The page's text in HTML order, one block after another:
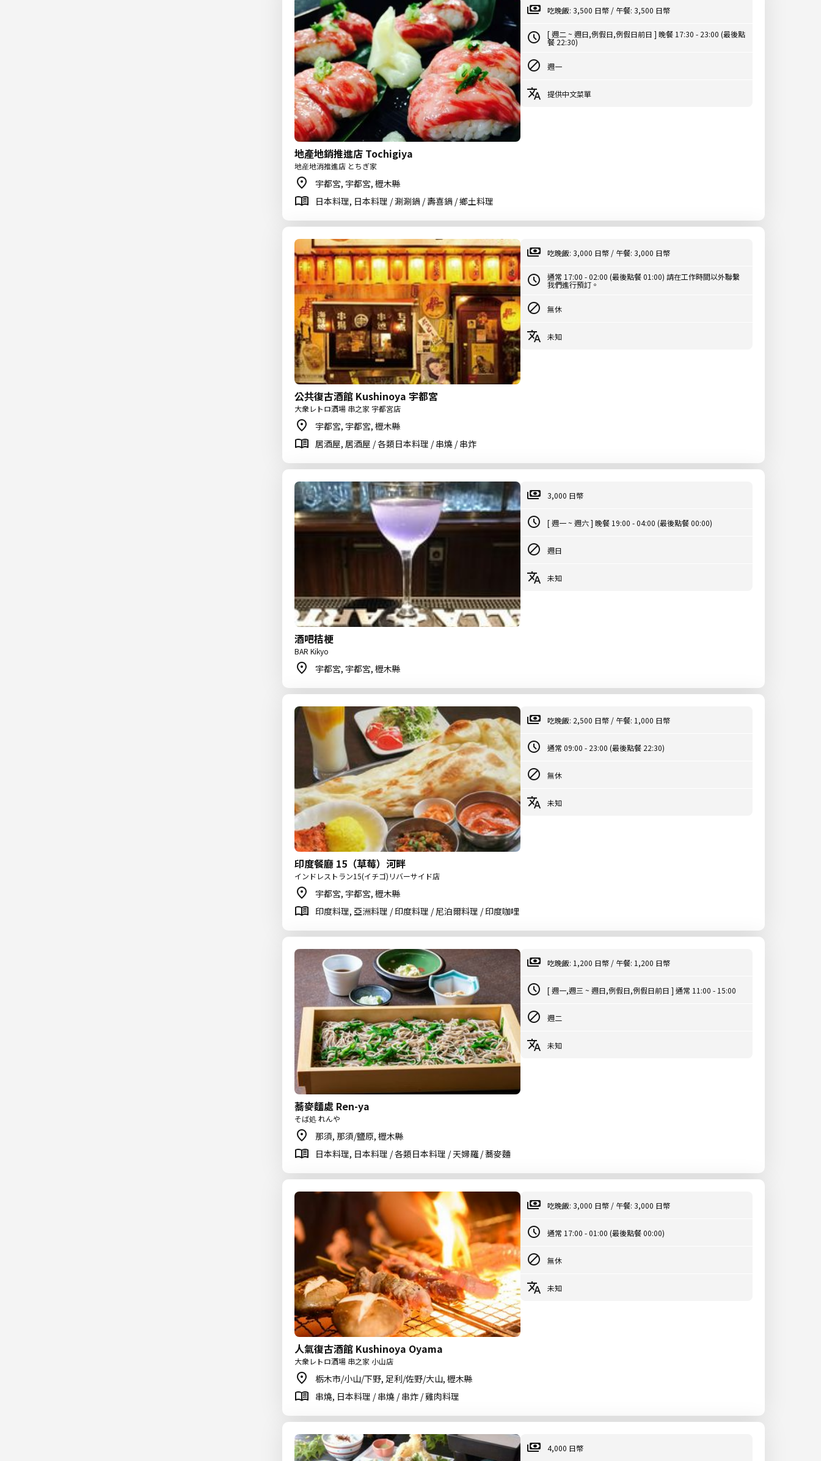
地產地銷推進店 Tochigiya
地産地消推進店 とちぎ家
宇都宮, 宇都宮, 櫪木縣
日本料理, 日本料理 / 涮涮鍋 / 壽喜鍋 / 鄉土料理
吃晚飯: 3,500 日幣 / 午餐: 3,500 日幣
[ 週二 ~ 週日,例假日,例假日前日 ] 晚餐 17:30 - 23:00 (最後點
餐 22:30)
週一
提供中文菜單
公共復古酒館 Kushinoya 宇都宮
大衆レトロ酒場 串之家 宇都宮店
宇都宮, 宇都宮, 櫪木縣
居酒屋, 居酒屋 / 各類日本料理 / 串燒 / 串炸
吃晚飯: 3,000 日幣 / 午餐: 3,000 日幣
通常 17:00 - 02:00 (最後點餐 01:00) 請在工作時間以外聯繫
我們進行預訂。
無休
未知
酒吧桔梗
BAR Kikyo
宇都宮, 宇都宮, 櫪木縣
3,000 日幣
[ 週一 ~ 週六 ] 晚餐 19:00 - 04:00 (最後點餐 00:00)
週日
未知
印度餐廳 15（草莓）河畔
インドレストラン15(イチゴ)リバーサイド店
宇都宮, 宇都宮, 櫪木縣
印度料理, 亞洲料理 / 印度料理 / 尼泊爾料理 / 印度咖哩
吃晚飯: 2,500 日幣 / 午餐: 1,000 日幣
通常 09:00 - 23:00 (最後點餐 22:30)
無休
未知
蕎麥麵處 Ren-ya
そば処 れんや
那須, 那須/鹽原, 櫪木縣
日本料理, 日本料理 / 各類日本料理 / 天婦羅 / 蕎麥麵
吃晚飯: 1,200 日幣 / 午餐: 1,200 日幣
[ 週一,週三 ~ 週日,例假日,例假日前日 ] 通常 11:00 - 15:00
週二
未知
人氣復古酒館 Kushinoya Oyama
大衆レトロ酒場 串之家 小山店
栃木市/小山/下野, 足利/佐野/大山, 櫪木縣
串燒, 日本料理 / 串燒 / 串炸 / 雞肉料理
吃晚飯: 3,000 日幣 / 午餐: 3,000 日幣
通常 17:00 - 01:00 (最後點餐 00:00)
無休
未知
4,000 日幣